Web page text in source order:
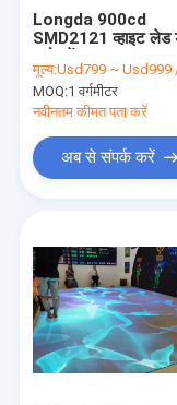
उत्पाद
वीडियो
हमारे बारे में
Longda 900cd
SMD2121 व्हाइट लेड
डॉट्स
मूल्य:Usd799 ~ Usd999 / Sqm ( price is
MOQ:1 वर्गमीटर
नवीनतम कीमत पता करें
अब से संपर्क करें